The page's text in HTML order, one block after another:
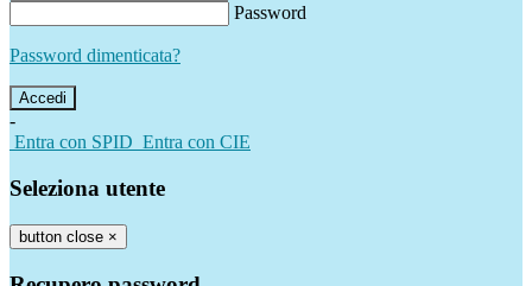
Password
Password dimenticata?
-
Entra con SPID Entra con CIE
Seleziona utente
button close ×